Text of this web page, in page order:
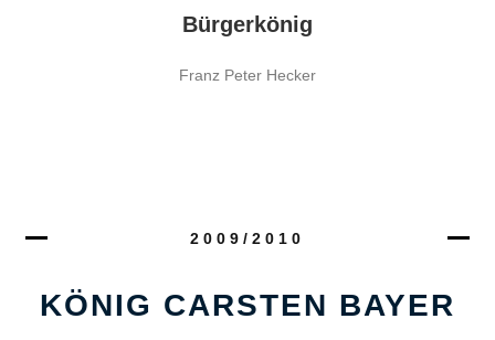
Bürgerkönig
Franz Peter Hecker
2009/2010
KÖNIG CARSTEN BAYER